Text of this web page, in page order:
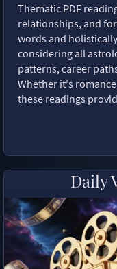
Thematic PDF
relationships, and
words and
considering all
patterns, career
Whether it's
these readings
Daily